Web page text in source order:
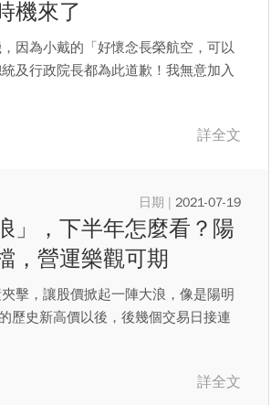
機來了
因為小戴的「好懷念長榮航空，可以
及行政院長都為此道歉！我無意加入
詳全文
2021-07-19
」，下半年怎麼看？陽
，營運樂觀可期
擊，讓股價掀起一陣大浪，像是陽明
歷史新高價以後，後幾個交易日接連
詳全文